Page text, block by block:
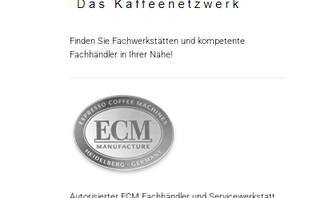
Finden Sie Fachwerkstätten und kompetente
Fachhändler in Ihrer Nähe!